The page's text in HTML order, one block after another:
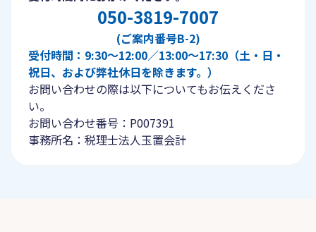
050-3819-7007
(ご案内番号B-2)
受付時間：9:30〜12:00／13:00〜17:30（土・日・
祝日、および弊社休日を除きます。）
お問い合わせの際は以下についてもお伝えくださ
い。
お問い合わせ番号：P007391
事務所名：税理士法人玉置会計